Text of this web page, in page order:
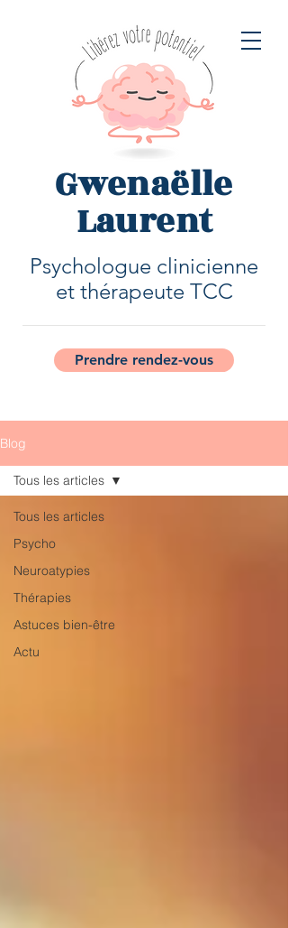
Gwenaëlle
Laurent
Psychologue clinicienne
et thérapeute TCC
Prendre rendez-vous
Blog
Tous les articles
Psycho
Neuroatypies
Thérapies
Astuces bien-être
Actu
Tous les articles